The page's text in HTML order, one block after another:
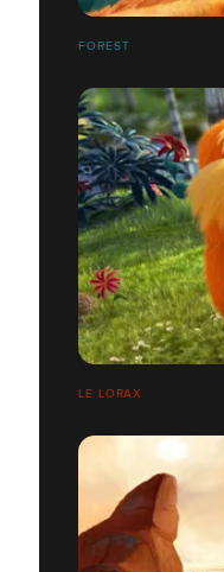
FOREST
LE LORAX